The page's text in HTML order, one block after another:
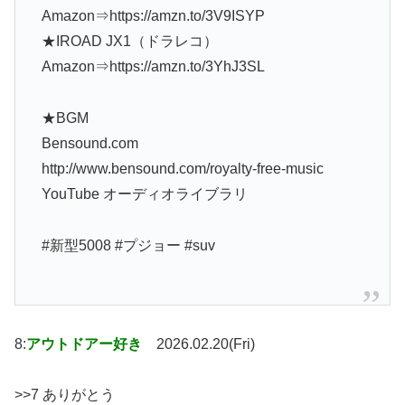
Amazon⇒https://amzn.to/3V9ISYP
★IROAD JX1（ドラレコ）
Amazon⇒https://amzn.to/3YhJ3SL
★BGM
Bensound.com
http://www.bensound.com/royalty-free-music
YouTube オーディオライブラリ
#新型5008 #プジョー #suv
8:アウトドアー好き 2026.02.20(Fri)
>>7 ありがとう